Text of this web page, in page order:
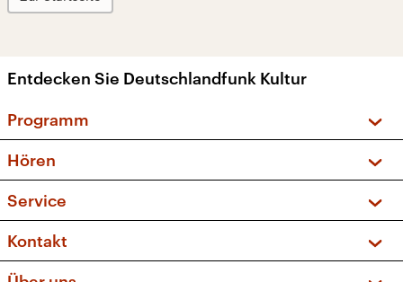
Entdecken Sie Deutschlandfunk Kultur
Programm
Sendungen und Podcasts
Musikliste
Kakadu – Das Kinderprogramm
Hören
Frequenzen (UKW + DAB+)
Service
FAQ
Apps
Kontakt